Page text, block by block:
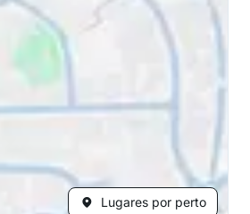
Lugares por perto